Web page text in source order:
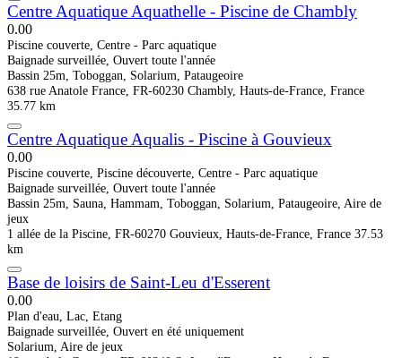
Centre Aquatique Aquathelle - Piscine de Chambly
0.00
Piscine couverte, Centre - Parc aquatique
Baignade surveillée, Ouvert toute l'année
Bassin 25m, Toboggan, Solarium, Pataugeoire
638 rue Anatole France, FR-60230 Chambly, Hauts-de-France, France
35.77 km
Centre Aquatique Aqualis - Piscine à Gouvieux
0.00
Piscine couverte, Piscine découverte, Centre - Parc aquatique
Baignade surveillée, Ouvert toute l'année
Bassin 25m, Sauna, Hammam, Toboggan, Solarium, Pataugeoire, Aire de
jeux
1 allée de la Piscine, FR-60270 Gouvieux, Hauts-de-France, France 37.53
km
Base de loisirs de Saint-Leu d'Esserent
0.00
Plan d'eau, Lac, Etang
Baignade surveillée, Ouvert en été uniquement
Solarium, Aire de jeux